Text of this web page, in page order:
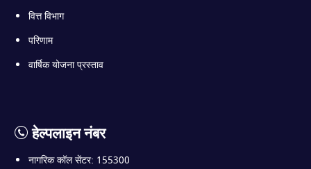
वित्त विभाग
परिणाम
वार्षिक योजना प्रस्ताव
हेल्पलाइन नंबर
नागरिक कॉल सेंटर: 155300